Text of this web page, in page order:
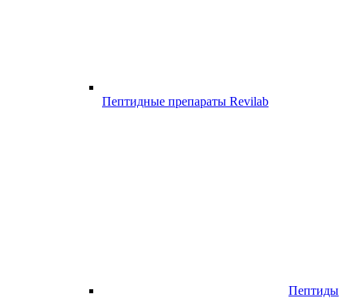
Пептидные препараты Revilab
Пептиды